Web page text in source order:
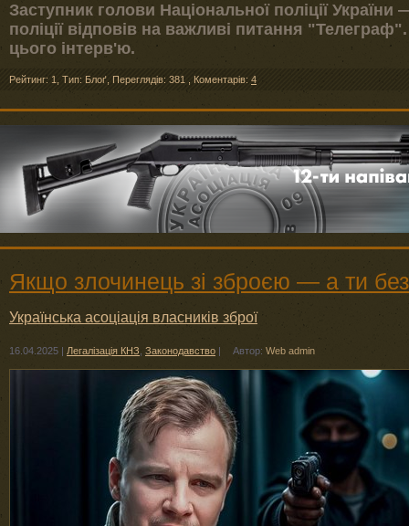
Заступник голови Національної поліції
поліції відповів на важливі питання
цього інтерв'ю.
Рейтинг: 1 Тип: Блоґ Переглядів: 381 Коментарів: 4
Якщо злочинець зі зброєю — а ти
Українська асоціація власників зброї
16.04.2025 | Легалізація КНЗ Законодавство | Автор: Web admin